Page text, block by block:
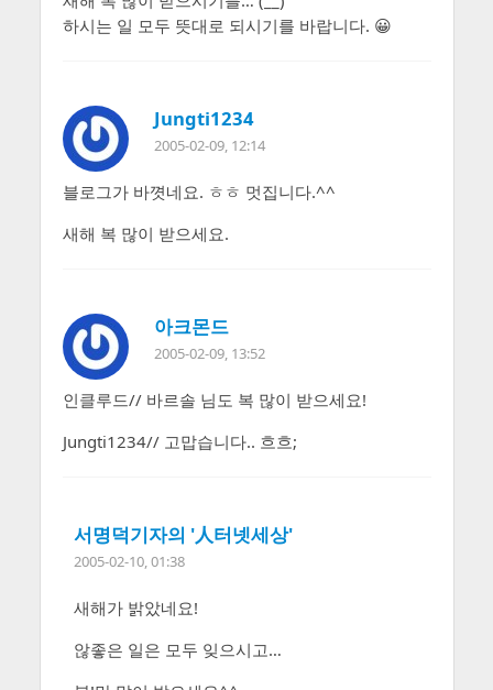
하시는 일 모두 뜻대로 되시기를 바랍니다. 😀
Jungti1234
2005-02-09, 12:14
블로그가 바꼇네요. ㅎㅎ 멋집니다.^^
새해 복 많이 받으세요.
아크몬드
2005-02-09, 13:52
인클루드// 바르솔 님도 복 많이 받으세요!
Jungti1234// 고맙습니다.. 흐흐;
서명덕기자의 '人터넷세상'
2005-02-10, 01:38
새해가 밝았네요!
않좋은 일은 모두 잊으시고…